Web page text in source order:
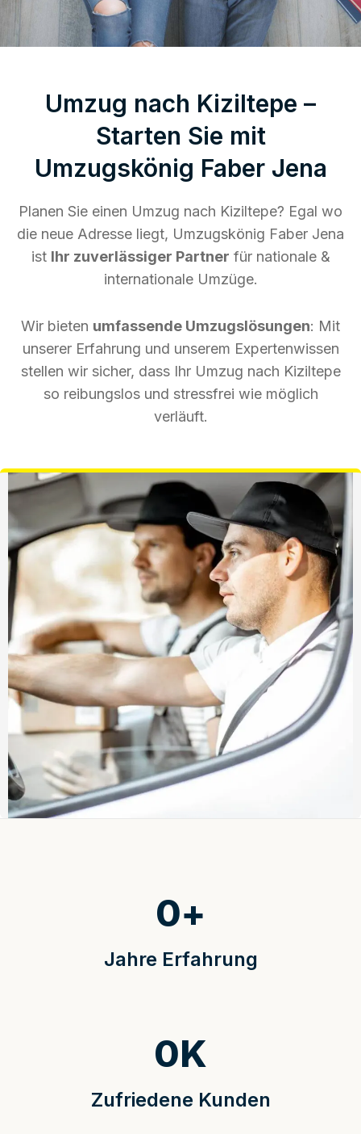
Umzug nach Kiziltepe –
Starten Sie mit
Umzugskönig Faber Jena
Planen Sie einen Umzug nach Kiziltepe? Egal wo
die neue Adresse liegt, Umzugskönig Faber Jena
ist Ihr zuverlässiger Partner für nationale &
internationale Umzüge.
Wir bieten umfassende Umzugslösungen: Mit
unserer Erfahrung und unserem Expertenwissen
stellen wir sicher, dass Ihr Umzug nach Kiziltepe
so reibungslos und stressfrei wie möglich
verläuft.
Jahre Erfahrung
0+
Zufriedene Kunden
0K